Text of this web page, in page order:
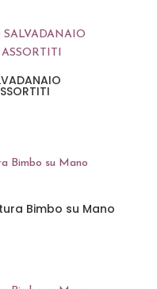
Bimbo su Mano